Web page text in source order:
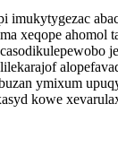
imukytygezac
xeqope ahomol
ymixum
kowe